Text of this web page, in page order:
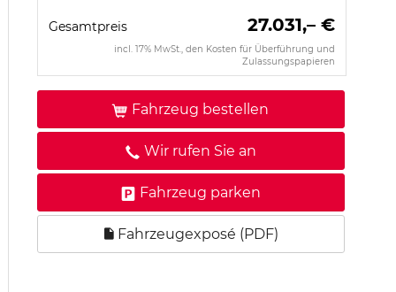
Gesamtpreis 27.031,– €
incl. 17% MwSt., den Kosten für Überführung und
Zulassungspapieren
Fahrzeug bestellen
Wir rufen Sie an
Fahrzeug parken
Fahrzeugexposé (PDF)